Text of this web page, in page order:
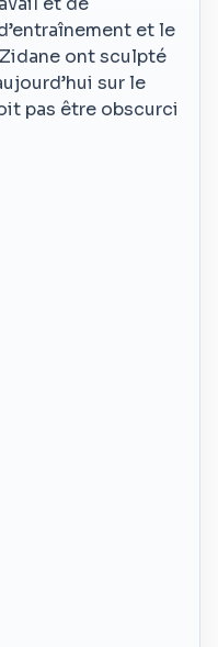
et le
ont sculpté
sur le
pas être obscurci